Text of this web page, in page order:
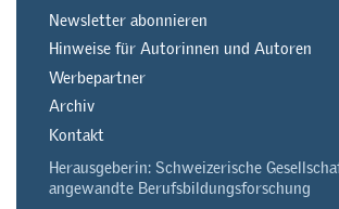
Newsletter abonnieren
Hinweise für Autorinnen und Autoren
Werbepartner
Archiv
Kontakt
Herausgeberin: Schweizerische
angewandte Berufsbildungsforschung